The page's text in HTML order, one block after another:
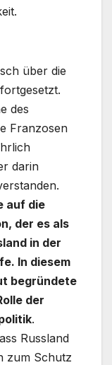
über die
des
Franzosen
darin
auf die
der es als
in der
In diesem
begründete
der
.
Russland
zum Schutz